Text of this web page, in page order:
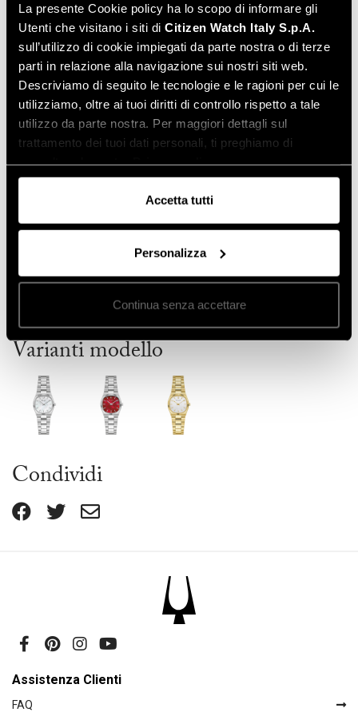
La presente Cookie policy ha lo scopo di informare gli
Utenti che visitano i siti di Citizen Watch Italy S.p.A.
sull’utilizzo di cookie impiegati da parte nostra o di terze
parti in relazione alla navigazione sui nostri siti web.
Descriviamo di seguito le tecnologie e le ragioni per cui le
utilizziamo, oltre ai tuoi diritti di controllo rispetto a tale
utilizzo da parte nostra. Per maggiori dettagli sul
trattamento dei tuoi dati personali, ti preghiamo di
Accetta tutti
Personalizza
Continua senza accettare
Genere
Donna
Funzione
Solotempo
Tipo movimento
Quarzo
Materiale cassa
Acciaio
Finitura cassa
Bicolore Acciaio Oro
Vetro
Zaffiro
Tipo cinturino
Bracciale Metallo
Materiale cinturino
Acciaio
Colore quadrante
Madreperla
Water Resistant
Diametro cassa (mm)
25,00
64,00
Varianti modello
Condividi
Assistenza Clienti
FAQ